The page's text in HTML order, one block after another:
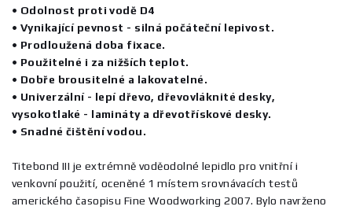
• Odolnost proti vodě D4
• Vynikající pevnost - silná počáteční lepivost.
• Prodloužená doba fixace.
• Použitelné i za nižších teplot.
• Dobře brousitelné a lakovatelné.
• Univerzální - lepí dřevo, dřevovláknité desky,
vysokotlaké - lamináty a dřevotřískové desky.
• Snadné čištění vodou.
Titebond III je extrémně voděodolné lepidlo pro vnitřní i
venkovní použití, oceněné 1 místem srovnávacích testů
amerického časopisu Fine Woodworking 2007. Bylo navrženo